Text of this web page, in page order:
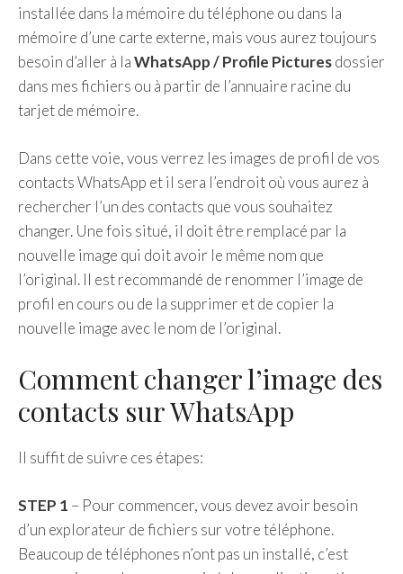
installée dans la mémoire du téléphone ou dans la
mémoire d’une carte externe, mais vous aurez toujours
besoin d’aller à laWhatsApp / Profile Picturesdossier
dans mes fichiers ou à partir de l’annuaire racine du
tarjet de mémoire.
Dans cette voie, vous verrez les images de profil de vos
contacts WhatsApp et il sera l’endroit où vous aurez à
rechercher l’un des contacts que vous souhaitez
changer. Une fois situé, il doit être remplacé par la
nouvelle image qui doit avoir le même nom que
l’original. Il est recommandé de renommer l’image de
profil en cours ou de la supprimer et de copier la
nouvelle image avec le nom de l’original.
Comment changer l’image des
contacts sur WhatsApp
Il suffit de suivre ces étapes:
STEP 1 – Pour commencer, vous devez avoir besoin
d’un explorateur de fichiers sur votre téléphone.
Beaucoup de téléphones n’ont pas un installé, c’est